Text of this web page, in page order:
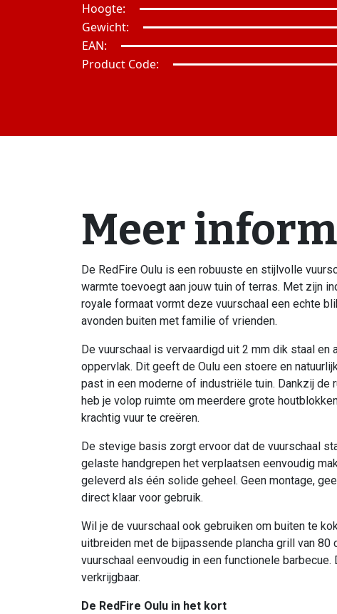
Hoogte:
Gewicht:
EAN:
Product Code:
Meer
De RedFire Oulu is een robuuste en stijlvolle
warmte toevoegt aan jouw tuin of terras. Met zijn
royale formaat vormt deze vuurschaal een echte
avonden buiten met familie of vrienden.
De vuurschaal is vervaardigd uit 2 mm dik staal
oppervlak. Dit geeft de Oulu een stoere en
past in een moderne of industriële tuin. Dankzij de
heb je volop ruimte om meerdere grote
krachtig vuur te creëren.
De stevige basis zorgt ervoor dat de vuurschaal
gelaste handgrepen het verplaatsen eenvoudig
geleverd als één solide geheel. Geen montage,
direct klaar voor gebruik.
Wil je de vuurschaal ook gebruiken om buiten te
uitbreiden met de bijpassende plancha grill van 80
vuurschaal eenvoudig in een functionele barbecue.
verkrijgbaar.
De RedFire Oulu in het kort